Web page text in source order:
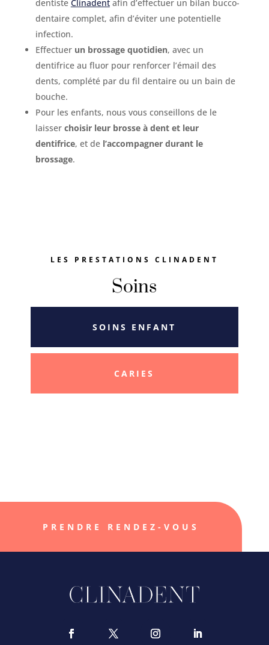
dentiste Clinadentafin d’effectuer un bilan bucco-
dentaire complet, afin d’éviter une potentielle
infection.
Effectuer un brossage quotidien, avec un
dentifrice au fluor pour renforcer l’émail des
dents, complété par du fil dentaire ou un bain de
bouche.
Pour les enfants, nous vous conseillons de le
laisser choisir leur brosse à dent et leur
dentifrice, et de l’accompagner durant le
brossage.
LES PRESTATIONS CLINADENT
Soins
SOINS ENFANT
CARIES
PRENDRE RENDEZ-VOUS